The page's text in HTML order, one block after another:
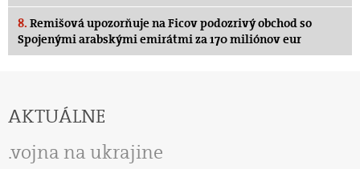
8. Remišová upozorňuje na Ficov podozrivý obchod so
Spojenými arabskými emirátmi za 170 miliónov eur
AKTUÁLNE
vojna na ukrajine